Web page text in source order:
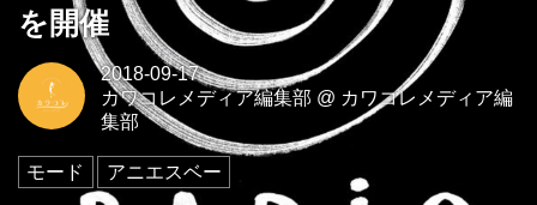
を開催
2018-09-17
カワコレメディア編集部 @ カワコレメディア編
集部
モード アニエスベー